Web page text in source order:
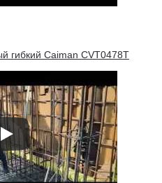
гибкий Caiman CVT0478T